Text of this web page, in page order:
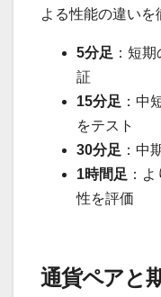
よる性能の違いを
5分足 ：短
証
15分足 ：中
をテスト
30分足 ：中
1時間足 ：
性を評価
通貨ペアと